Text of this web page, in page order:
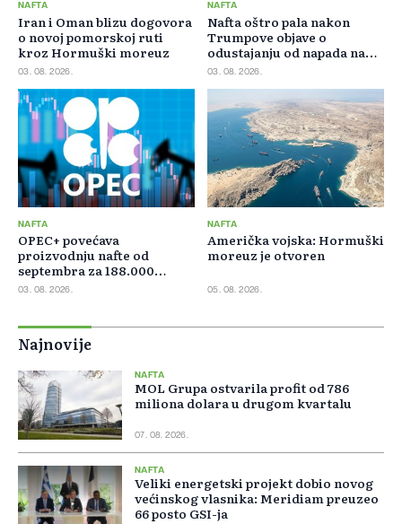
NAFTA
Iran i Oman blizu dogovora
o novoj pomorskoj ruti
kroz Hormuški moreuz
03. 08. 2026.
NAFTA
Nafta oštro pala nakon
Trumpove objave o
odustajanju od napada na
Iran
03. 08. 2026.
NAFTA
OPEC+ povećava
proizvodnju nafte od
septembra za 188.000
barela dnevno
03. 08. 2026.
NAFTA
Američka vojska: Hormuški
moreuz je otvoren
05. 08. 2026.
Najnovije
NAFTA
MOL Grupa ostvarila profit od 786
miliona dolara u drugom kvartalu
07. 08. 2026.
NAFTA
Veliki energetski projekt dobio novog
većinskog vlasnika: Meridiam preuzeo
66 posto GSI-ja